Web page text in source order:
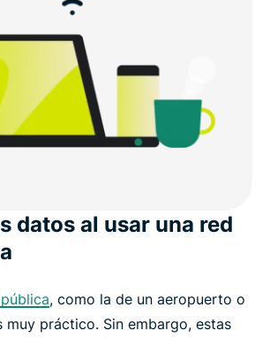
datos al usar una red
, como la de un aeropuerto o
muy práctico. Sin embargo, estas